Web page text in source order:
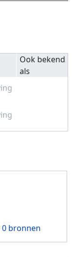
Ook bekend
als
0 bronnen